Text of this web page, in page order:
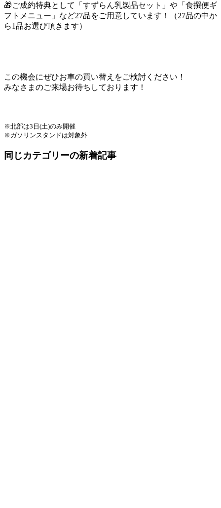
🎁ご成約特典として「すずらん乳製品セット」や「食撰便ギ
フトメニュー」など27品をご用意しています！（27品の中か
ら1品お選び頂きます）
この機会にぜひお車の買い替えをご検討ください！
みなさまのご来場お待ちしております！
※北部は3日(土)のみ開催
※ガソリンスタンドは対象外
同じカテゴリーの新着記事